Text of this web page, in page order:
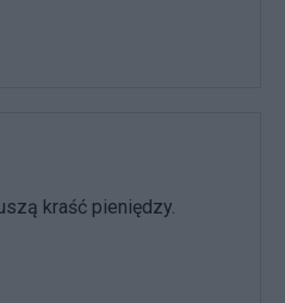
kraść pieniędzy.